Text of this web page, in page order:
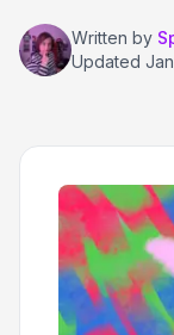
Written by
Updated